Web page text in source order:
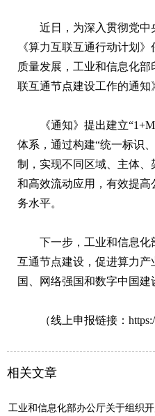
近日，为深入贯彻党
《算力互联互通行动计划
质量发展，工业和信息化
联互通节点建设工作的通知
《通知》提出建立
体系，通过构建“统一标识
制，实现不同区域、主体
和高效流动应用，有效提
务水平。
下一步，工业和信息化
互通节点建设，促进算力
国、网络强国和数字中国建
（线上申报链接：
相关文章
工业和信息化部办公厅关于组织